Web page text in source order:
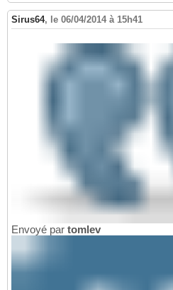
Sirus64, le 06/04/2014 à 15h41
Envoyé par tomlev